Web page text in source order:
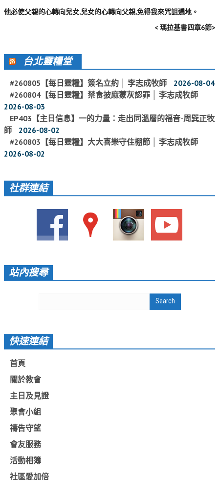
教會代禱
我要代禱
會友服務
裝備課程
靈修進度
主日服事表
聚會剪影
聚會剪影_2025年
聚會剪影_2024年
聚會剪影_2022年
聚會剪影_2018年
聚會剪影_2016年
聚會剪影_2015年
聚會剪影_2014年
教會節慶_2026年
他必使父親的心轉向兒女,兒女的心轉向父親,免得我來咒詛遍地。
< 瑪拉基書四章6節>
台北靈糧堂
#260805【每日靈糧】簽名立約 │ 李志成牧師
2026-08-04
#260804【每日靈糧】禁食披麻蒙灰認罪 │ 李志成牧師
2026-08-03
EP403【主日信息】一的力量：走出同溫層的福音-周巽正牧
師
2026-08-02
#260803【每日靈糧】大大喜樂守住棚節 │ 李志成牧師
2026-08-02
社群連結
站內搜尋
快速連結
首頁
關於教會
主日及見證
聚會小組
禱告守望
會友服務
活動相簿
社區愛加倍